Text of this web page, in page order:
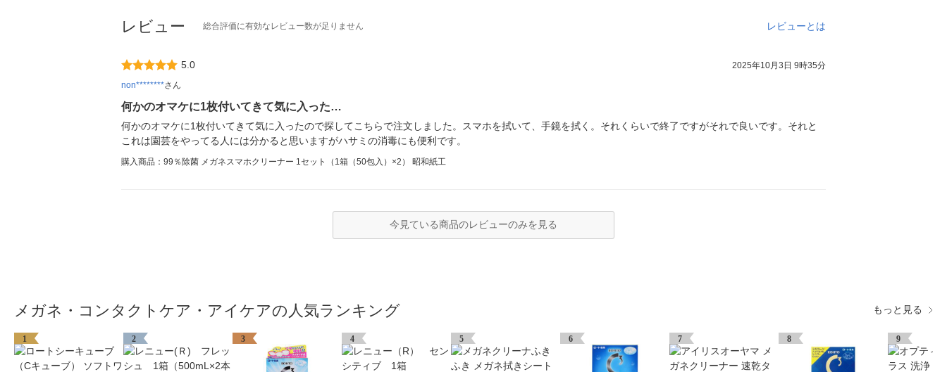
レビュー 総合評価に有効なレビュー数が足りません レビューとは
5.0
2025年10月3日 9時35分
non********さん
何かのオマケに1枚付いてきて気に入った…
何かのオマケに1枚付いてきて気に入ったので探してこちらで注文しました。スマホを拭いて、手鏡を拭く。それくらいで終了ですがそれで良いです。それと
これは園芸をやってる人には分かると思いますがハサミの消毒にも便利です。
購入商品：99％除菌 メガネスマホクリーナー 1セット（1箱（50包入）×2） 昭和紙工
今見ている商品のレビューのみを見る
メガネ・コンタクトケア・アイケアの人気ランキング もっと見る
1 2 3 4 5 6 7 8 9